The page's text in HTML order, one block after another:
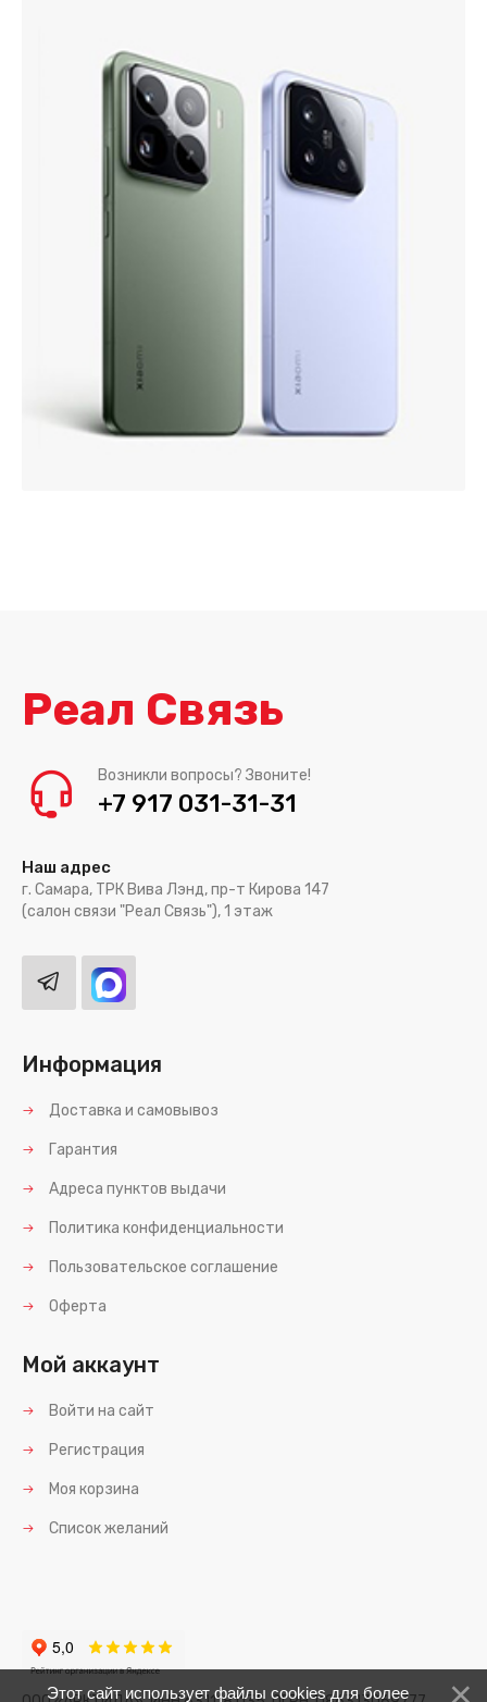
Реал Связь
Возникли вопросы? Звоните!
+7 917 031-31-31
Наш адрес
г. Самара, ТРК Вива Лэнд, пр-т Кирова 147
(салон связи "Реал Связь"), 1 этаж
Информация
Доставка и самовывоз
Гарантия
Адреса пунктов выдачи
Политика конфиденциальности
Пользовательское соглашение
Оферта
Мой аккаунт
Войти на сайт
Регистрация
Моя корзина
Список желаний
Этот сайт использует файлы cookies для более